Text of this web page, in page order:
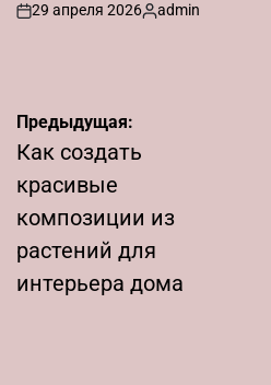
on
29 апреля 2026
Запись
admin
Навигация
по
записям
Предыдущая:
Как создать
красивые
композиции из
растений для
интерьера дома